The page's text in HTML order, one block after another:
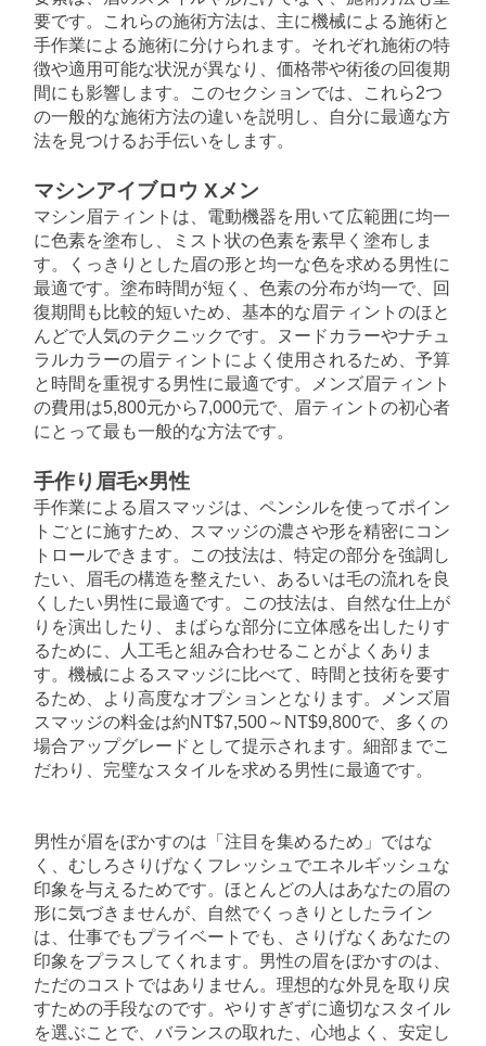
要です。これらの施術方法は、主に機械による施術と
手作業による施術に分けられます。それぞれ施術の特
徴や適用可能な状況が異なり、価格帯や術後の回復期
間にも影響します。このセクションでは、これら2つ
の一般的な施術方法の違いを説明し、自分に最適な方
法を見つけるお手伝いをします。
マシンアイブロウ Xメン
マシン眉ティントは、電動機器を用いて広範囲に均一
に色素を塗布し、ミスト状の色素を素早く塗布しま
す。くっきりとした眉の形と均一な色を求める男性に
最適です。塗布時間が短く、色素の分布が均一で、回
復期間も比較的短いため、基本的な眉ティントのほと
んどで人気のテクニックです。ヌードカラーやナチュ
ラルカラーの眉ティントによく使用されるため、予算
と時間を重視する男性に最適です。メンズ眉ティント
の費用は5,800元から7,000元で、眉ティントの初心者
にとって最も一般的な方法です。
手作り眉毛×男性
手作業による眉スマッジは、ペンシルを使ってポイン
トごとに施すため、スマッジの濃さや形を精密にコン
トロールできます。この技法は、特定の部分を強調し
たい、眉毛の構造を整えたい、あるいは毛の流れを良
くしたい男性に最適です。この技法は、自然な仕上が
りを演出したり、まばらな部分に立体感を出したりす
るために、人工毛と組み合わせることがよくありま
す。機械によるスマッジに比べて、時間と技術を要す
るため、より高度なオプションとなります。メンズ眉
スマッジの料金は約NT$7,500～NT$9,800で、多くの
場合アップグレードとして提示されます。細部までこ
だわり、完璧なスタイルを求める男性に最適です。
男性が眉をぼかすのは「注目を集めるため」ではな
く、むしろさりげなくフレッシュでエネルギッシュな
印象を与えるためです。ほとんどの人はあなたの眉の
形に気づきませんが、自然でくっきりとしたライン
は、仕事でもプライベートでも、さりげなくあなたの
印象をプラスしてくれます。男性の眉をぼかすのは、
ただのコストではありません。理想的な外見を取り戻
すための手段なのです。やりすぎずに適切なスタイル
を選ぶことで、バランスの取れた、心地よく、安定し